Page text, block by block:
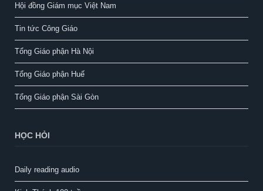
Hội đồng Giám mục Việt Nam
Tin tức Công Giáo
Tổng Giáo phận Hà Nội
Tổng Giáo phận Huế
Tổng Giáo phận Sài Gòn
HỌC HỎI
Daily reading audio